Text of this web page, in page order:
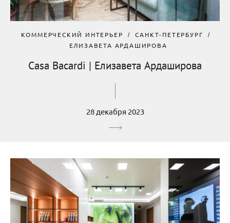
КОММЕРЧЕСКИЙ ИНТЕРЬЕР
САНКТ-ПЕТЕРБУРГ
ЕЛИЗАВЕТА АРДАШИРОВА
Casa Bacardi | Елизавета Ардаширова
28 декабря 2023